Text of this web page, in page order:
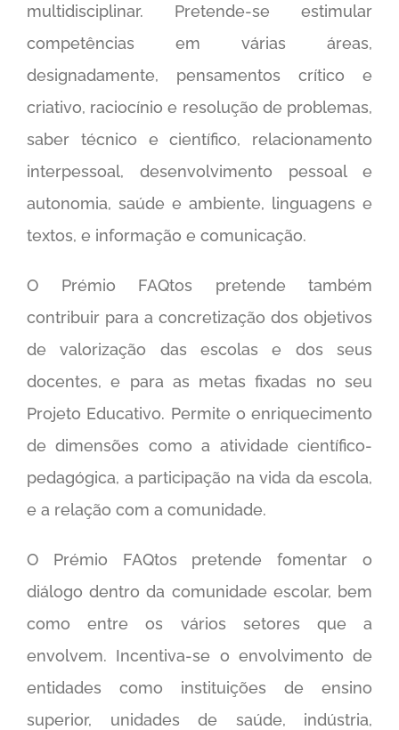
multidisciplinar. Pretende-se estimular
competências em várias áreas,
designadamente, pensamentos crítico e
criativo, raciocínio e resolução de problemas,
saber técnico e científico, relacionamento
interpessoal, desenvolvimento pessoal e
autonomia, saúde e ambiente, linguagens e
textos, e informação e comunicação.
O Prémio FAQtos pretende também
contribuir para a concretização dos objetivos
de valorização das escolas e dos seus
docentes, e para as metas fixadas no seu
Projeto Educativo. Permite o enriquecimento
de dimensões como a atividade científico-
pedagógica, a participação na vida da escola,
e a relação com a comunidade.
O Prémio FAQtos pretende fomentar o
diálogo dentro da comunidade escolar, bem
como entre os vários setores que a
envolvem. Incentiva-se o envolvimento de
entidades como instituições de ensino
superior, unidades de saúde, indústria,